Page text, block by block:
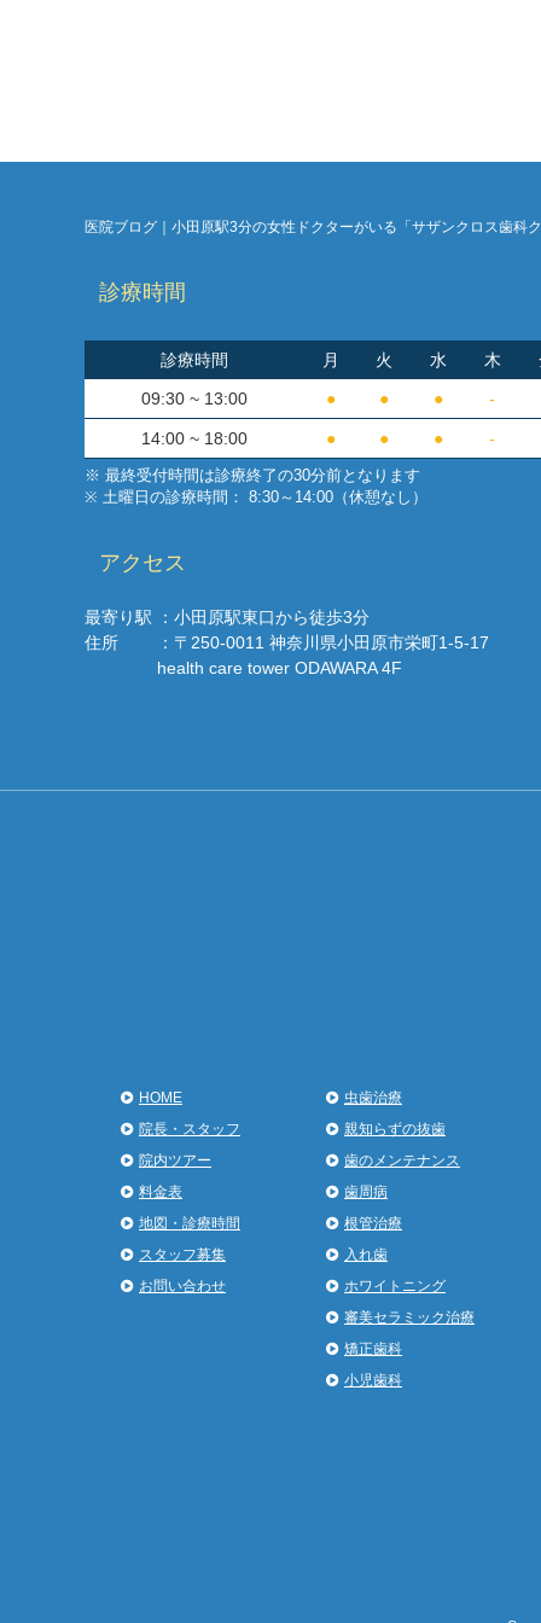
医院ブログ｜小田原駅3分の女性ドクターがいる「サザンクロス歯科
診療時間
診療時間 月 火 水 木
09:30 ~ 13:00
● ● ● -
14:00 ~ 18:00 ● ● ● -
※ 最終受付時間は診療終了の30分前となります
※ 土曜日の診療時間： 8:30～14:00（休憩なし）
アクセス
最寄り駅
：小田原駅東口から徒歩3分
住所
：〒250-0011 神奈川県小田原市栄町1-5-17
health care tower ODAWARA 4F
HOME
院長・スタッフ
院内ツアー
料金表
地図・診療時間
スタッフ募集
お問い合わせ
虫歯治療
親知らずの抜歯
歯のメンテナンス
歯周病
根管治療
入れ歯
ホワイトニング
審美セラミック治療
矯正歯科
小児歯科